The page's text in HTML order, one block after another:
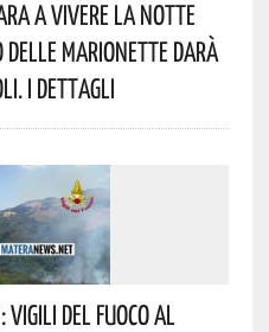
A Vivere La Notte
Marionette Darà
I Dettagli
Vigili Del Fuoco Al